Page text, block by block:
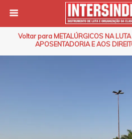
Voltar para METALÚRGICOS NA
APOSENTADORIA E AOS